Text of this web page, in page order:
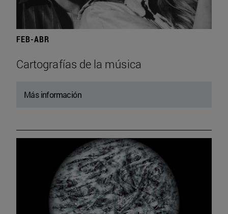
FEB-ABR
Cartografías de la música
Más información